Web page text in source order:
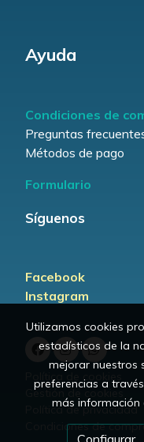
Ayuda
Condiciones de
Preguntas
Métodos de pago
Formulario
Síguenos
Facebook
Instagram
Política de cookies
Gestión de cookies
Política de privacidad
Condiciones de
Utilizamos cookies
estadísticos de la
mejorar nuestros
preferencias a
más información
Configurar